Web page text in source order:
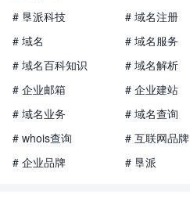
# 垦派科技 # 域名注册
# 域名
# 域名服务
# 域名百科知识
# 域名解析
# 企业邮箱
# 企业建站
# 域名业务
# 域名查询
# whois查询
# 互联网品牌
# 企业品牌
# 垦派